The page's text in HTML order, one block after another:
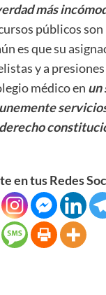
más
públicos
es que su
y a
médico en un
en tus Redes